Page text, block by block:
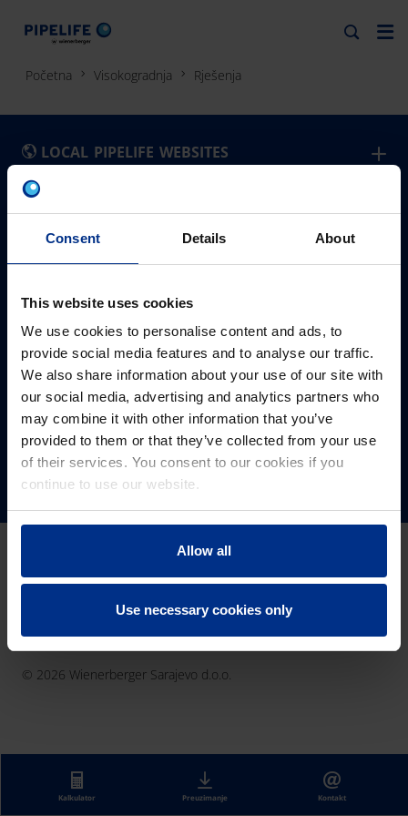
Consent Details About
This website uses cookies
We use cookies to personalise content and ads, to
provide social media features and to analyse our traffic.
We also share information about your use of our site with
our social media, advertising and analytics partners who
may combine it with other information that you’ve
provided to them or that they’ve collected from your use
of their services. You consent to our cookies if you
continue to use our website.
Allow all
Use necessary cookies only
Početna Visokogradnja Rješenja
Kalkulator Preuzimanje Kontakt
LOCAL PIPELIFE WEBSITES
België - Nederlands
Belgique - Français
Bosna i Hercegovina
България
Česká Republika
Danmark
Deutschland
Slovensko
Slovenija
Srbija
Sverige
Türkiye
United Kingdom
Eesti
France
Ελλάδα
Ireland
Lietuva
Magyarország
Nederland
Norge
Polska
Pipelife International
SoluForce - English
PIPELIFE BOSNA I HERCEGOVINA
Pipelife je vodeći dobavljač cjevnih sistema za
bezbrižan život za sadašnje i buduće generacije.
24 Europa predstavništva
3,228 Pipelife zaposlenici
885,789 km cijevi ugrađenih u 2021. godini
PROIZVODI
Raineo
Drenažni sistem
Master 3 plus
Grijanje i hlađenje
Smart Probing
Voda sigurna za piće
Kontaktirajte nas
#PIPELIFE
#održivost
#budućnost
#saradnja
#blizina
PRATITE NAS
Pravila o privatnosti
Informacije o kolačićima
Pravne napomene
© 2026 Wienerberger Sarajevo d.o.o.